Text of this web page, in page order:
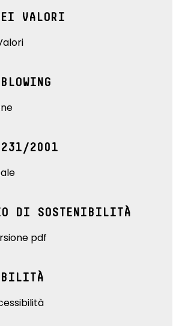
VALORI
2001
DI SOSTENIBILITÀ
pdf